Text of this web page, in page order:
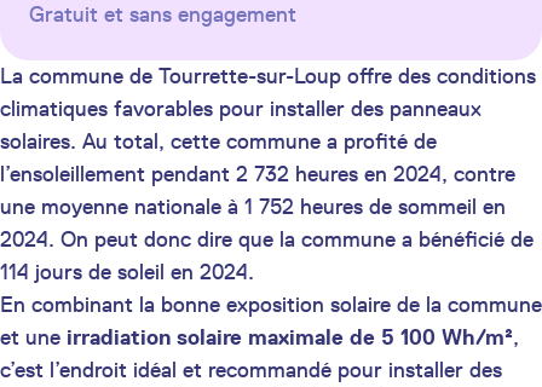
Gratuit et sans engagement
La commune de Tourrette-sur-Loup offre des conditions
climatiques favorables pour installer des panneaux
solaires. Au total, cette commune a profité de
l’ensoleillement pendant 2 732 heures en 2024, contre
une moyenne nationale à 1 752 heures de sommeil en
2024. On peut donc dire que la commune a bénéficié de
114 jours de soleil en 2024.
En combinant la bonne exposition solaire de la commune
et une irradiation solaire maximale de 5 100 Wh/m²,
c’est l’endroit idéal et recommandé pour installer des